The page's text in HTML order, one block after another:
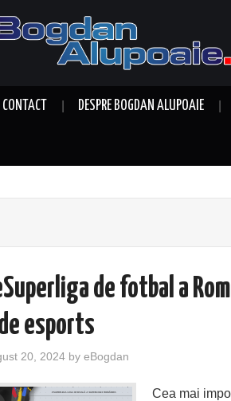
CONTACT DESPRE BOGDAN ALUPOAIE
de fotbal a
esports
20, 2024 by eBogdan
Cea mai